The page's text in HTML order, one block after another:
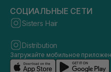
СОЦИАЛЬНЫЕ СЕТИ
Sisters Hair
Distribution
Загружайте мобильное